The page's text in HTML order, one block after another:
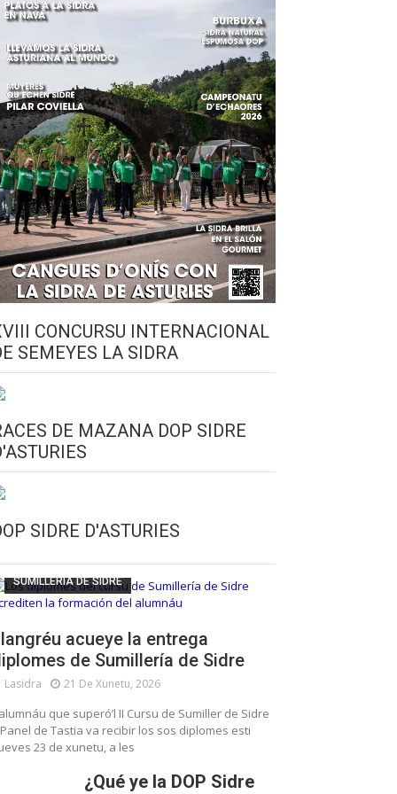
CONCURSU INTERNACIONAL
SEMEYES LA SIDRA
DE MAZANA DOP SIDRE
SIDRE D'ASTURIES
ESCUELA DE SUMILLERÍA DE LA SIDRE
SUMILLERÍA DE SIDRE
acueye la entrega
de Sumillería de Sidre
Lasidra 21 De Xunetu, 2026
que superó’l II Cursu de Sumiller de Sidre
de Tastia va recibir los sos diplomes esti
23 de xunetu, a les
¿Qué ye la DOP Sidre